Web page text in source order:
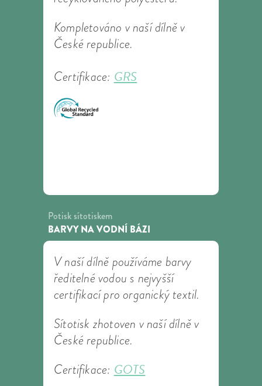
Kompletováno v naší dílně v
České republice.
Certifikace: GRS
Potisk sítotiskem
BARVY NA VODNÍ BÁZI
V naší dílně používáme barvy
ředitelné vodou s nejvyšší
certifikací pro organický textil.
Sítotisk zhotoven v naší dílně v
České republice.
Certifikace: GOTS